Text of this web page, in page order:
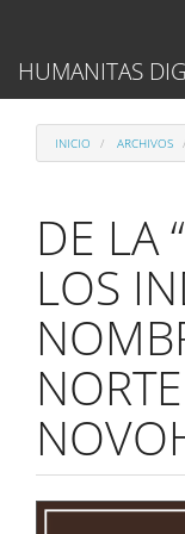
Contenido
principal
lateral
HUMANITAS
INICIO ARCHIVOS
DE LA
LOS
NORTE
Barra